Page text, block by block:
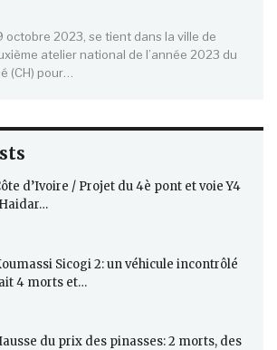
octobre 2023, se tient dans la ville de
atelier national de l’année 2023 du
(CH) pour…
d’Ivoire / Projet du 4è pont et voie Y4
Sicogi 2: un véhicule incontrôlé
4 morts et…
du prix des pinasses: 2 morts, des